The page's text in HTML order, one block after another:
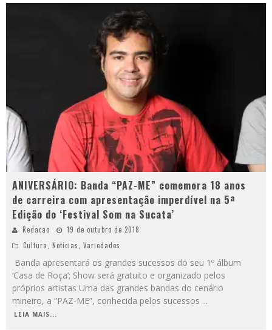
ANIVERSÁRIO: Banda “PAZ-ME” comemora 18 anos
de carreira com apresentação imperdível na 5ª
Edição do ‘Festival Som na Sucata’
Redacao
19 de outubro de 2018
Cultura, Notícias, Variedades
Banda apresentará os grandes sucessos do seu 1º álbum
‘Casa de Roça’; Show será gratuito e organizado pelos
próprios artistas Uma das grandes bandas do cenário
mineiro, a “PAZ-ME”, conhecida pelos sucessos ...
LEIA MAIS...